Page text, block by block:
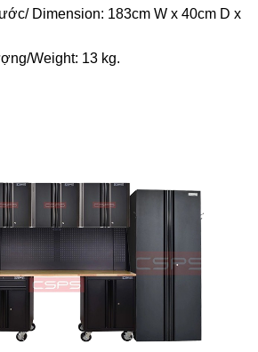
183cm W x 40cm D x
13 kg.